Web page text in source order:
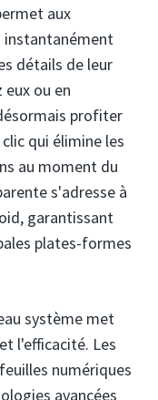
aux
instantanément
détails de leur
ou en
profiter
qui élimine les
au moment du
s'adresse à
garantissant
plates-formes
système met
l'efficacité. Les
numériques
avancées